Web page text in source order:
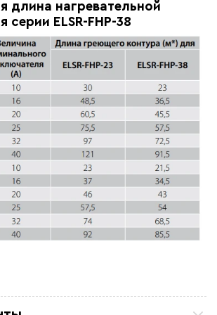
длина нагревательной
серии ELSR-FHP-38